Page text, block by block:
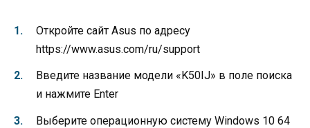
Откройте сайт Asus по адресу
https://www.asus.com/ru/support
Введите название модели «K50IJ» в поле поиска
и нажмите Enter
Выберите операционную систему Windows 10 64